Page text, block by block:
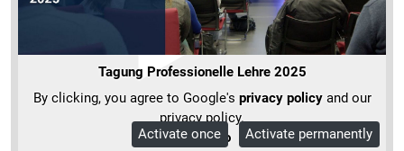
Tagung Professionelle Lehre 2025
By clicking, you agree to Google's privacy policyand our
privacy policy.
More Info
Activate once Activate permanently